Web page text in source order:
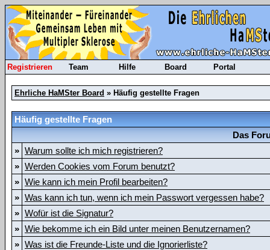
Registrieren Team Hilfe Board Portal
Ehrliche HaMSter Board » Häufig gestellte Fragen
Häufig gestellte Fragen
Das
» Warum sollte ich mich registrieren?
» Werden Cookies vom Forum benutzt?
» Wie kann ich mein Profil bearbeiten?
» Was kann ich tun, wenn ich mein Passwort vergessen habe?
» Wofür ist die Signatur?
» Wie bekomme ich ein Bild unter meinen Benutzernamen?
» Was ist die Freunde-Liste und die Ignorierliste?